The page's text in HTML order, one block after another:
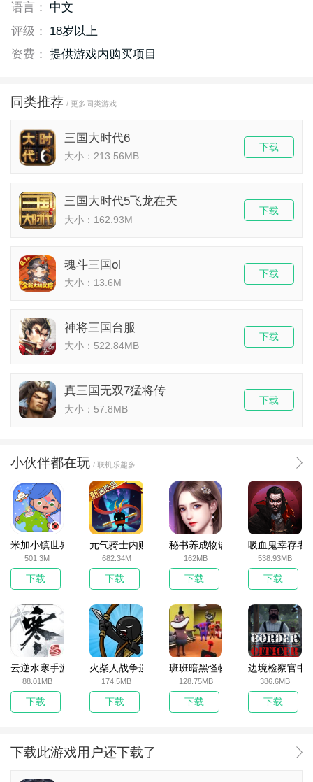
语言：
中文
评级：
18岁以上
资费： 提供游戏内购买项目
同类推荐 / 更多同类游戏
三国大时代6
大小：213.56MB
下载
三国大时代5飞龙在天
大小：162.93M
下载
魂斗三国ol
大小：13.6M
下载
神将三国台服
大小：522.84MB
下载
真三国无双7猛将传
大小：57.8MB
下载
小伙伴都在玩 / 联机乐趣多
米加小镇世界2025官方版
501.3M
下载
元气骑士内购破解版
682.34M
下载
秘书养成物语
162MB
下载
吸血鬼幸存者
538.93MB
下载
云逆水寒手游
88.01MB
下载
火柴人战争遗产无敌版
174.5MB
下载
班班暗黑怪物生存挑战5
128.75MB
下载
边境检察官中
386.6MB
下载
下载此游戏用户还下载了